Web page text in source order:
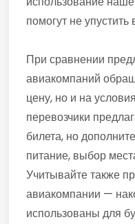
помогут не
При сравнении
авиакомпаний
цену, но и на
перевозчики
билета, но
питание, выбор
Учитывайте также
авиакомпании —
использованы для